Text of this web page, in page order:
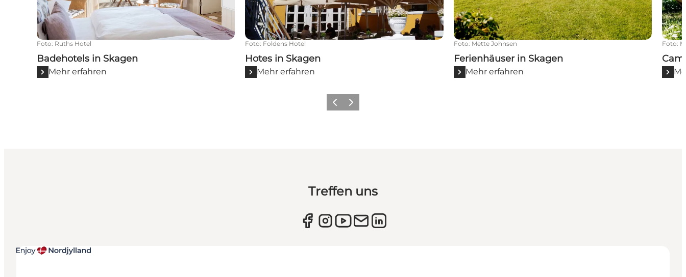
Foto: Ruths Hotel
Badehotels in Skagen
Mehr erfahren
Foto: Foldens Hotel
Hotes in Skagen
Mehr erfahren
Foto: Mette Johnsen
Ferienhäuser in Skagen
Mehr erfahren
Foto:
ZurückWeiter
Treffen uns